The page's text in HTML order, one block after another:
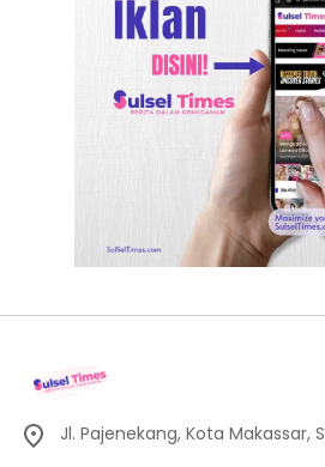
Jl. Pajenekang, Kota Makassar,